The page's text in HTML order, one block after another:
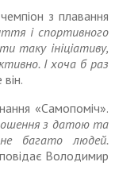
з плавання
і спортивного
таку ініціативу,
І хоча б раз
«Самопоміч».
з датою та
не багато людей.
Володимир